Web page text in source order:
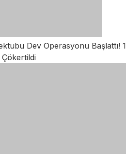
Dev Operasyonu Başlattı! 1
Çökertildi